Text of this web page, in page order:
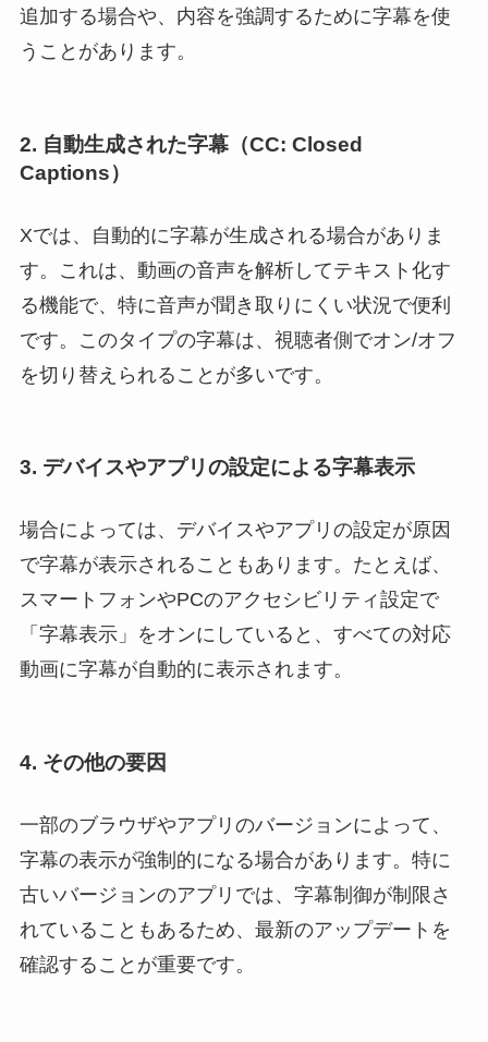
追加する場合や、内容を強調するために字幕を使
うことがあります。
2. 自動生成された字幕（CC: Closed
Captions）
Xでは、自動的に字幕が生成される場合がありま
す。これは、動画の音声を解析してテキスト化す
る機能で、特に音声が聞き取りにくい状況で便利
です。このタイプの字幕は、視聴者側でオン/オフ
を切り替えられることが多いです。
3. デバイスやアプリの設定による字幕表示
場合によっては、デバイスやアプリの設定が原因
で字幕が表示されることもあります。たとえば、
スマートフォンやPCのアクセシビリティ設定で
「字幕表示」をオンにしていると、すべての対応
動画に字幕が自動的に表示されます。
4. その他の要因
一部のブラウザやアプリのバージョンによって、
字幕の表示が強制的になる場合があります。特に
古いバージョンのアプリでは、字幕制御が制限さ
れていることもあるため、最新のアップデートを
確認することが重要です。